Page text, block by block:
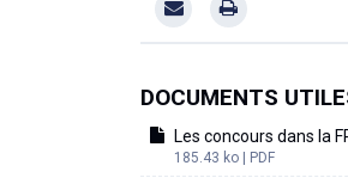
DOCUMENTS
Les concours dans la
185.43 ko | PDF